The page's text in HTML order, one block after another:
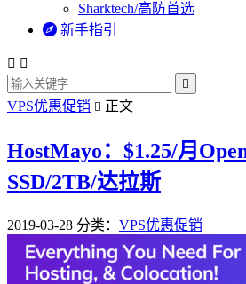
Sharktech/高防首选
 新手指引
 

VPS优惠促销  正文
HostMayo：$1.25/月
SSD/2TB/达拉斯
2019-03-28 分类： VPS优惠促销